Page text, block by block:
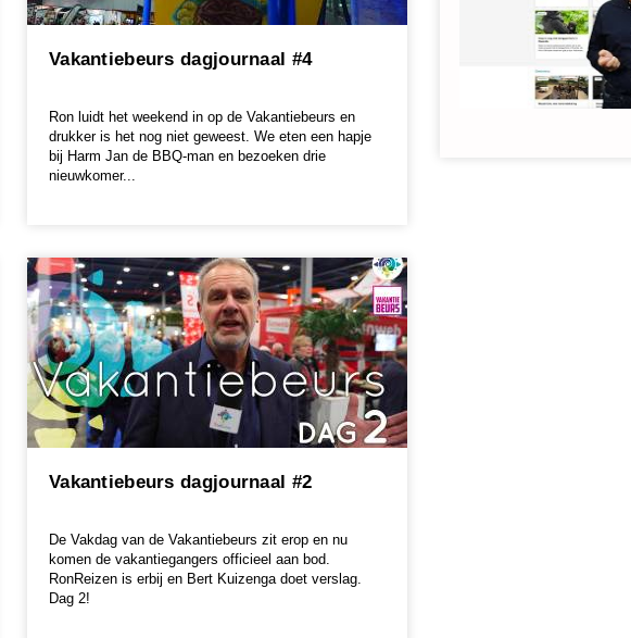
Vakantiebeurs dagjournaal #4
Ron luidt het weekend in op de Vakantiebeurs en
drukker is het nog niet geweest. We eten een hapje
bij Harm Jan de BBQ-man en bezoeken drie
nieuwkomer...
Vakantiebeurs dagjournaal #2
De Vakdag van de Vakantiebeurs zit erop en nu
komen de vakantiegangers officieel aan bod.
RonReizen is erbij en Bert Kuizenga doet verslag.
Dag 2!